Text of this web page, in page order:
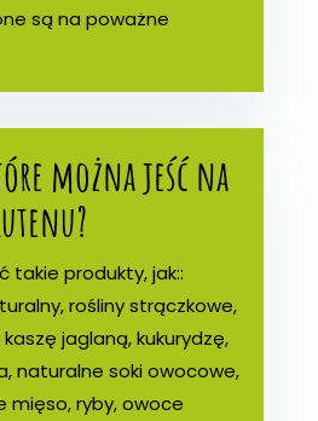
są na poważne
można jeść na
takie produkty, jak::
rośliny strączkowe,
jaglaną, kukurydzę,
naturalne soki owocowe,
mięso, ryby, owoce